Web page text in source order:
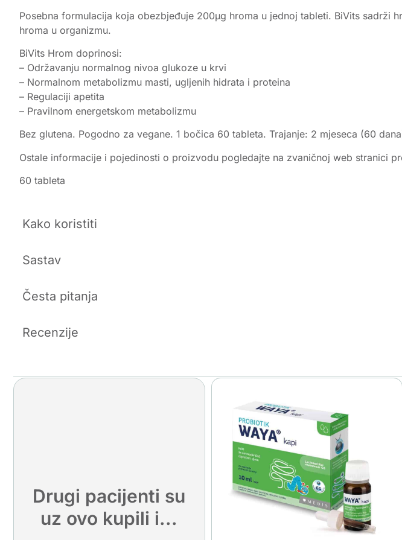
Posebna formulacija koja obezbjeđuje 200µg hroma u jednoj tableti. BiVits
hroma u organizmu.
BiVits Hrom doprinosi:
– Održavanju normalnog nivoa glukoze u krvi
– Normalnom metabolizmu masti, ugljenih hidrata i proteina
– Regulaciji apetita
– Pravilnom energetskom metabolizmu
Bez glutena. Pogodno za vegane. 1 bočica 60 tableta. Trajanje: 2 mjeseca (60
Ostale informacije i pojedinosti o proizvodu pogledajte na zvaničnoj web stranici
60 tableta
Kako koristiti
Sastav
Česta pitanja
Recenzije
Drugi pacijenti su
uz ovo kupili i...